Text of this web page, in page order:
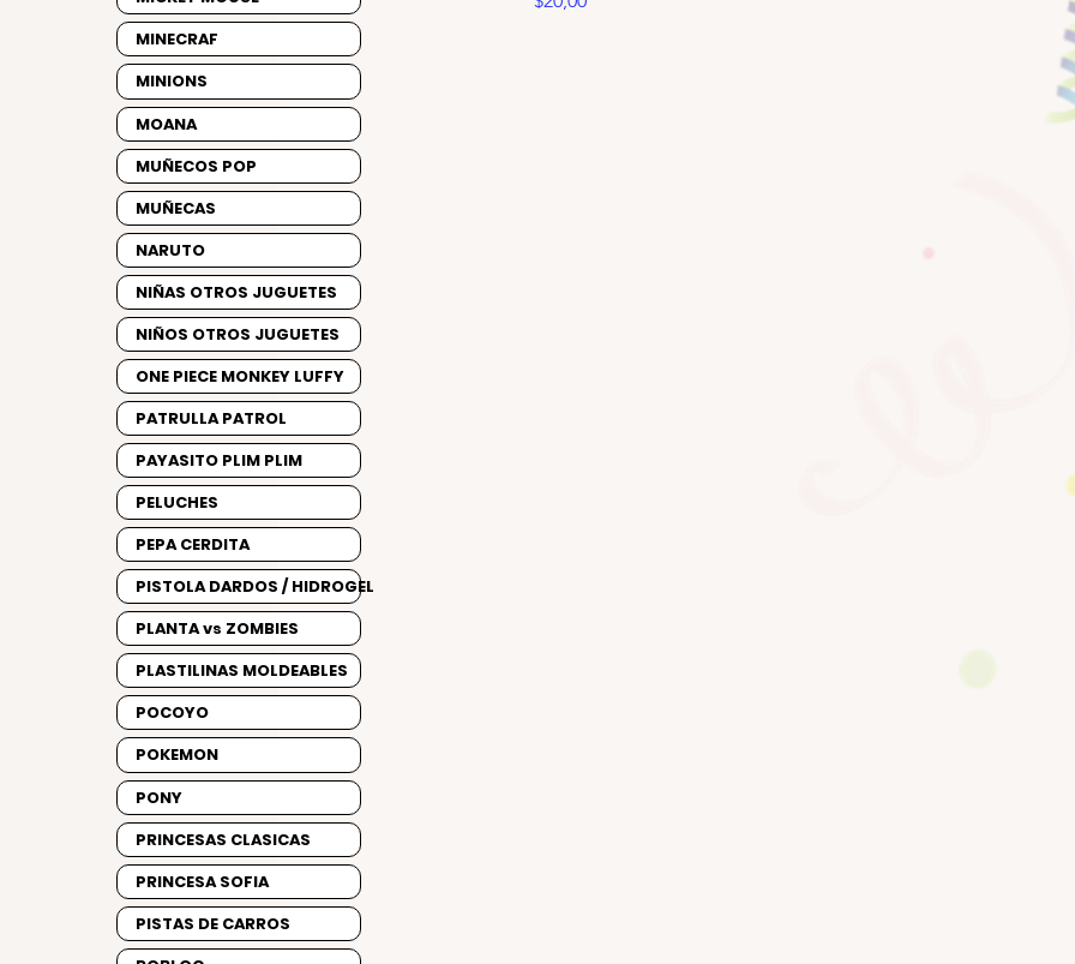
MINECRAF
MINIONS
MOANA
MUÑECOS POP
MUÑECAS
NARUTO
NIÑAS OTROS JUGUETES
NIÑOS OTROS JUGUETES
ONE PIECE MONKEY LUFFY
PATRULLA PATROL
PAYASITO PLIM PLIM
PELUCHES
PEPA CERDITA
PISTOLA DARDOS / HIDROGEL
PLANTA vs ZOMBIES
PLASTILINAS MOLDEABLES
POCOYO
POKEMON
PONY
PRINCESAS CLASICAS
PRINCESA SOFIA
PISTAS DE CARROS